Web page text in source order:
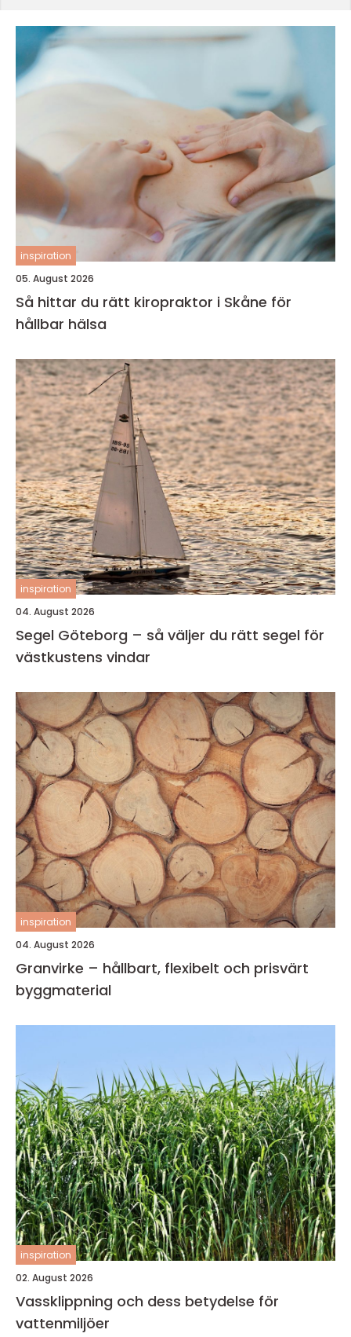
inspiration
05. August 2026
Så hittar du rätt kiropraktor i Skåne för
hållbar hälsa
inspiration
04. August 2026
Segel Göteborg – så väljer du rätt segel för
västkustens vindar
inspiration
04. August 2026
Granvirke – hållbart, flexibelt och prisvärt
byggmaterial
inspiration
02. August 2026
Vassklippning och dess betydelse för
vattenmiljöer